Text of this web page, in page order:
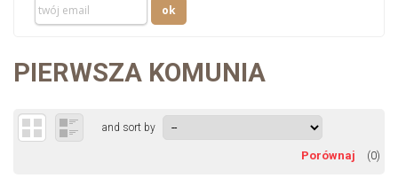
PIERWSZA KOMUNIA
and sort by
(0)